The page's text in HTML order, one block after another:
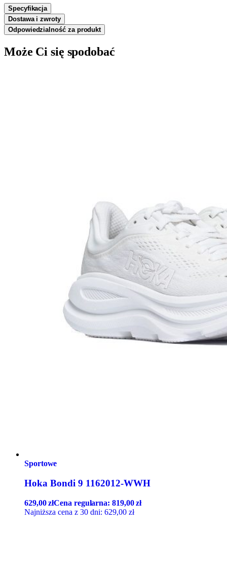
Specyfikacja
Dostawa i zwroty
Odpowiedzialność za produkt
Może Ci się spodobać
Sportowe
Hoka Bondi 9 1162012-WWH
629,00złCena regularna:819,00zł
Najniższa cena z 30 dni: 629,00 zł